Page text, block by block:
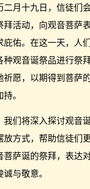
二月十九日，信徒们
拜活动，向观音菩萨
庇佑。在这一天，人
观音诞祭品进行祭拜
祈愿，以期得到菩萨
。
我们将深入探讨观音
放方式，帮助信徒们
菩萨诞的祭拜，表达
与敬意。